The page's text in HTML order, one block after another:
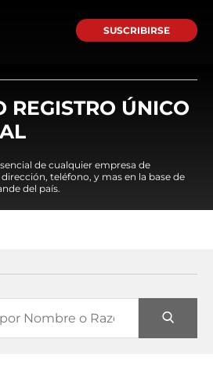
SUSCRIBIRSE
REGISTRO ÚNICO
de cualquier empresa de
teléfono, y mas en la base de
del país.